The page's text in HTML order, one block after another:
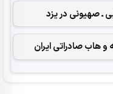
ـ صهیونی در یزد
هاب صادراتی ایران